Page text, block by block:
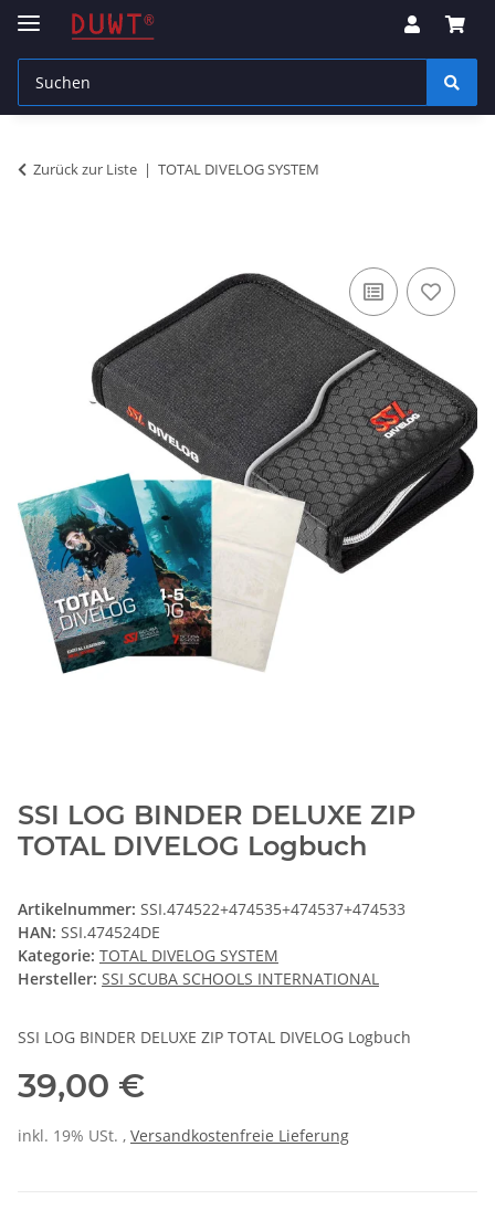
Zurück zur Liste TOTAL DIVELOG SYSTEM
SSI LOG BINDER DELUXE ZIP
TOTAL DIVELOG Logbuch
Artikelnummer: SSI.474522+474535+474537+474533
HAN: SSI.474524DE
Kategorie: TOTAL DIVELOG SYSTEM
Hersteller: SSI SCUBA SCHOOLS INTERNATIONAL
SSI LOG BINDER DELUXE ZIP TOTAL DIVELOG Logbuch
39,00 €
inkl. 19% USt. , Versandkostenfreie Lieferung